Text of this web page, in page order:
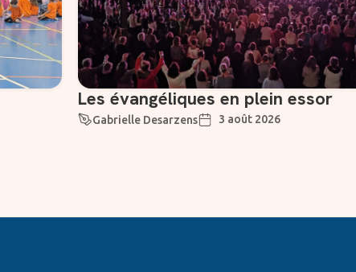
Les évangéliques en plein essor
Gabrielle Desarzens 3 août 2026